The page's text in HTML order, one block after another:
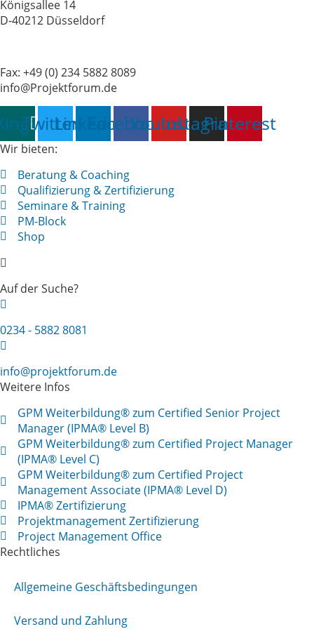
Königsallee 14
D-40212 Düsseldorf
Fax: +49 (0) 234 5882 8089
info@Projektforum.de
TwitterLinkedinFacebook
Youtube
Instagram
Pinterest
Wir bieten:
Beratung & Coaching
Qualifizierung & Zertifizierung
Seminare & Training
PM-Block
Shop
Auf der Suche?
0234 - 5882 8081
info@projektforum.de
Weitere Infos
GPM Weiterbildung® zum Certified Senior Project
Manager (IPMA® Level B)
GPM Weiterbildung® zum Certified Project Manager
(IPMA® Level C)
GPM Weiterbildung® zum Certified Project
Management Associate (IPMA® Level D)
IPMA® Zertifizierung
Projektmanagement Zertifizierung
Project Management Office
Rechtliches
Allgemeine Geschäftsbedingungen
Versand und Zahlung